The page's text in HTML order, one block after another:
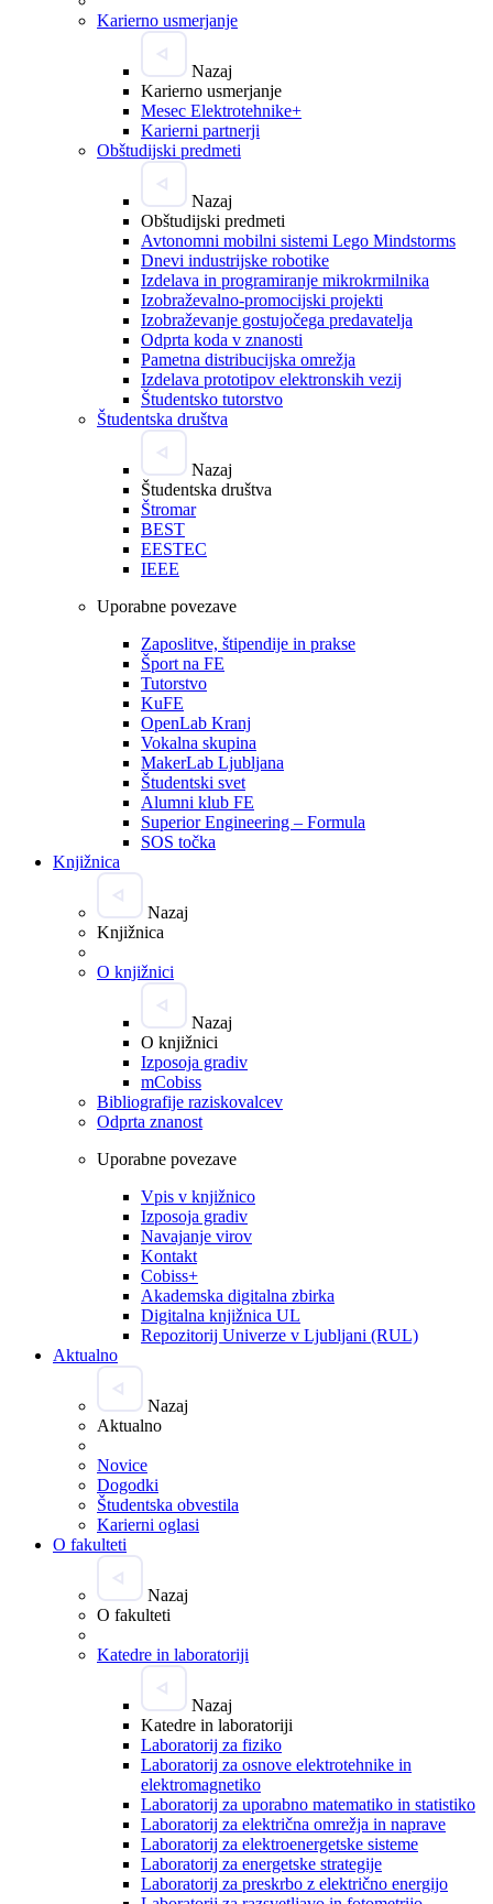
Karierno usmerjanje
Nazaj
Karierno usmerjanje
Mesec Elektrotehnike+
Karierni partnerji
Obštudijski predmeti
Nazaj
Obštudijski predmeti
Avtonomni mobilni sistemi Lego Mindstorms
Dnevi industrijske robotike
Izdelava in programiranje mikrokrmilnika
Izobraževalno-promocijski projekti
Izobraževanje gostujočega predavatelja
Odprta koda v znanosti
Pametna distribucijska omrežja
Izdelava prototipov elektronskih vezij
Študentsko tutorstvo
Študentska društva
Nazaj
Študentska društva
Štromar
BEST
EESTEC
IEEE
Uporabne povezave
Zaposlitve, štipendije in prakse
Šport na FE
Tutorstvo
KuFE
OpenLab Kranj
Vokalna skupina
MakerLab Ljubljana
Študentski svet
Alumni klub FE
Superior Engineering – Formula
SOS točka
Knjižnica
Nazaj
Knjižnica
O knjižnici
Nazaj
O knjižnici
Izposoja gradiv
mCobiss
Bibliografije raziskovalcev
Odprta znanost
Uporabne povezave
Vpis v knjižnico
Izposoja gradiv
Navajanje virov
Kontakt
Cobiss+
Akademska digitalna zbirka
Digitalna knjižnica UL
Repozitorij Univerze v Ljubljani (RUL)
Aktualno
Nazaj
Aktualno
Novice
Dogodki
Študentska obvestila
Karierni oglasi
O fakulteti
Nazaj
O fakulteti
Katedre in laboratoriji
Nazaj
Katedre in laboratoriji
Laboratorij za fiziko
Laboratorij za osnove elektrotehnike in
elektromagnetiko
Laboratorij za uporabno matematiko in statistiko
Laboratorij za električna omrežja in naprave
Laboratorij za elektroenergetske sisteme
Laboratorij za energetske strategije
Laboratorij za preskrbo z električno energijo